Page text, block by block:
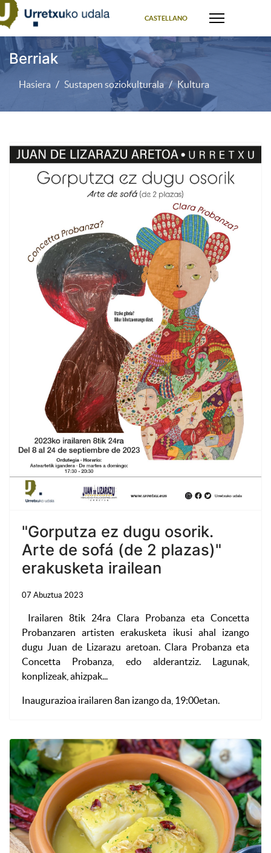
CASTELLANO
Berriak
Hasiera Sustapen soziokulturala Kultura
"Gorputza ez dugu osorik.
Arte de sofá (de 2 plazas)"
erakusketa irailean
07 Abuztua 2023
Irailaren 8tik 24ra Clara Probanza eta Concetta
Probanzaren artisten erakusketa ikusi ahal izango
dugu Juan de Lizarazu aretoan. Clara Probanza eta
Concetta Probanza, edo alderantziz. Lagunak,
konplizeak, ahizpak...
Inaugurazioa irailaren 8an izango da, 19:00etan.